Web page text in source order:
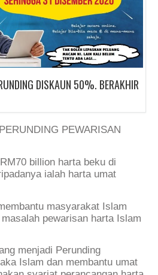
DISKAUN 50%. BERAKHIR
PEWARISAN
billion harta beku di
ialah harta umat
masyarakat Islam
pewarisan harta Islam
menjadi Perunding
Islam dan membantu umat